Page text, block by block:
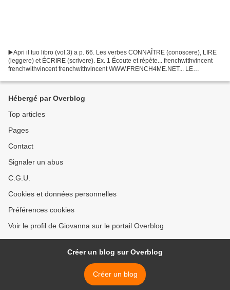
▶️Apri il tuo libro (vol.3) a p. 66. Les verbes CONNAÎTRE (conoscere), LIRE
(leggere) et ÉCRIRE (scrivere). Ex. 1 Écoute et répète... frenchwithvincent
frenchwithvincent frenchwithvincent WWW.FRENCH4ME.NET... LE
Hébergé par Overblog
Top articles
Pages
Contact
Signaler un abus
C.G.U.
Cookies et données personnelles
Préférences cookies
Voir le profil de Giovanna sur le portail Overblog
Créer un blog sur Overblog
Créer un blog